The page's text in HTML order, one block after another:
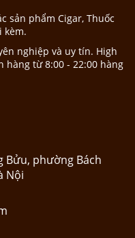
sản phẩm Cigar, Thuốc
kèm.
nghiệp và uy tín. High
hàng từ 8:00 - 22:00 hàng
Bửu, phường Bách
Nội